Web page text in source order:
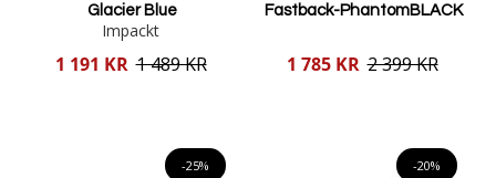
Glacier Blue
Impackt
Reducerat
1 191 KR 1 489 KR
Fastback-PhantomBLACK
Reducerat
1 785 KR 2 399 KR
-25% -20%